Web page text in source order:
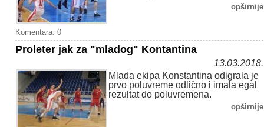
opširnije
Komentara: 0
Proleter jak za "mladog" Kontantina
13.03.2018.
Mlada ekipa Konstantina odigrala je
prvo poluvreme odlično i imala egal
rezultat do poluvremena.
opširnije